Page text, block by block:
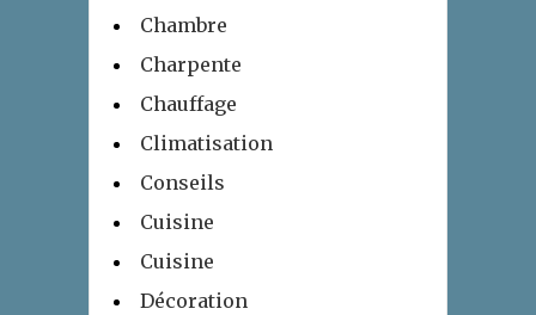
Chambre
Charpente
Chauffage
Climatisation
Conseils
Cuisine
Cuisine
Décoration